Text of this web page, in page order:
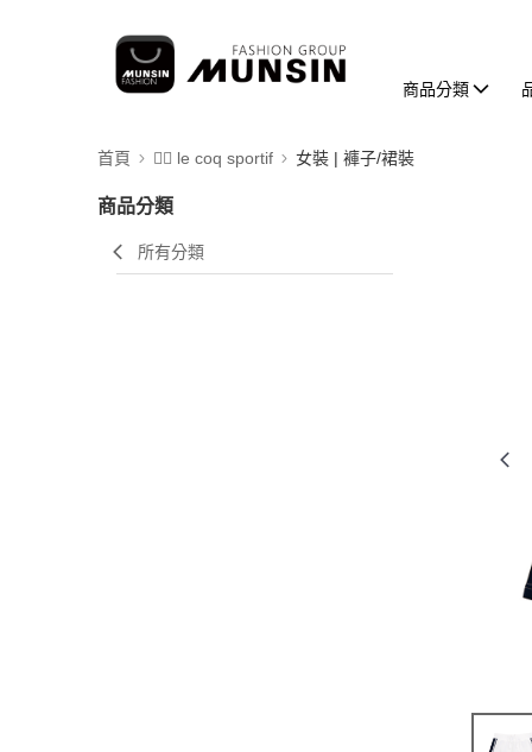
商品分類
首頁 🚴‍♂️ le coq sportif 女裝 | 褲子/裙裝
商品分類
所有分類